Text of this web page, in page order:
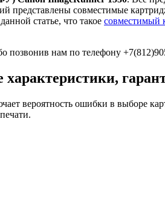
представлены совместимые
статье, что такое совместимый
позвонив нам по телефону
вероятность ошибки в выборе